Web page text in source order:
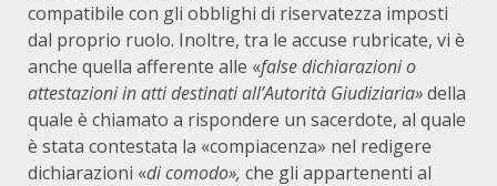
compatibile con gli obblighi di riservatezza imposti
dal proprio ruolo. Inoltre, tra le accuse rubricate, vi è
anche quella afferente alle «false dichiarazioni o
attestazioni in atti destinati all’Autorità Giudiziaria»della
quale è chiamato a rispondere un sacerdote, al quale
è stata contestata la «compiacenza» nel redigere
dichiarazioni «di comodo», che gli appartenenti al